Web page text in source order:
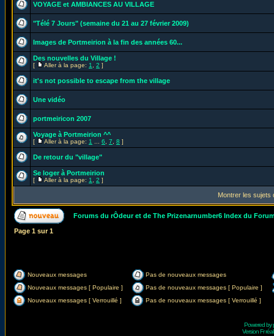
VOYAGE et AMBIANCES AU VILLAGE
"Télé 7 Jours" (semaine du 21 au 27 février 2009)
Images de Portmeirion à la fin des années 60...
Des nouvelles du Village !
[ Aller à la page: 1 2 ]
it's not possible to escape from the village
Une vidéo
portmeiricon 2007
Voyage à Portmeirion ^^
[ Aller à la page: 1 6 7 8 ]
De retour du "village"
Se loger à Portmeirion
[ Aller à la page: 1 2 ]
Montrer les sujets
Forums du rÔdeur et de The Prizenarnumber6 Index du
Page 1 sur1
Nouveaux messages
Pas de nouveaux messages
Nouveaux messages [ Populaire ]
Pas de nouveaux messages [ Populaire ]
Nouveaux messages [ Verrouillé ]
Pas de nouveaux messages [ Verrouillé ]
Powered by
Version Fr